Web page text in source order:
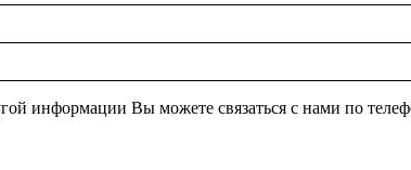
информации Вы можете связаться с нами по